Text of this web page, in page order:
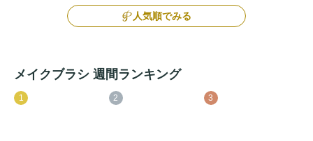
人気順でみる
メイクブラシ 週間ランキング
1 2 3